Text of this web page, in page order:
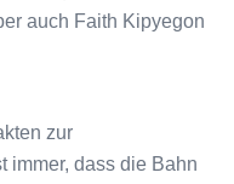
auch Faith Kipyegon
zur
immer, dass die Bahn